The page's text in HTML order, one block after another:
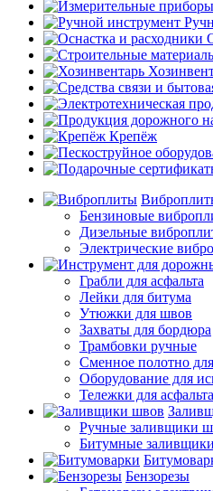
Крепёж
Бензиновые
Дизельные
Электрические
Грабли для асфальта
Лейки для битума
Утюжки для швов
Захваты для бордюра
Трамбовки ручные
Сменное полотно
Оборудование для
Тележки для асфальта
Ручные заливщики
Битумные
Бензорезы